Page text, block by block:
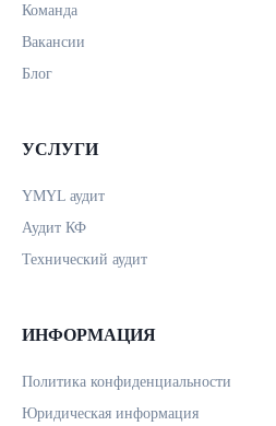
Команда
Вакансии
Блог
УСЛУГИ
YMYL аудит
Аудит КФ
Технический аудит
ИНФОРМАЦИЯ
Политика конфиденциальности
Юридическая информация